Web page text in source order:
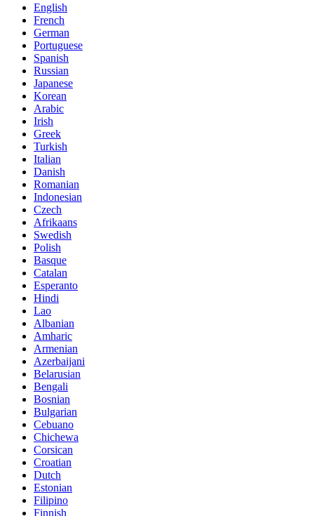
English
French
German
Portuguese
Spanish
Russian
Japanese
Korean
Arabic
Irish
Greek
Turkish
Italian
Danish
Romanian
Indonesian
Czech
Afrikaans
Swedish
Polish
Basque
Catalan
Esperanto
Hindi
Lao
Albanian
Amharic
Armenian
Azerbaijani
Belarusian
Bengali
Bosnian
Bulgarian
Cebuano
Chichewa
Corsican
Croatian
Dutch
Estonian
Filipino
Finnish